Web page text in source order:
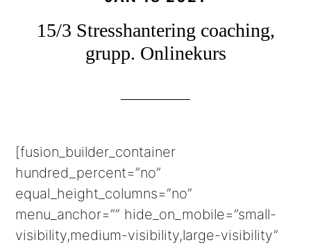
15/3 Stresshantering coaching,
grupp. Onlinekurs
[fusion_builder_container
hundred_percent=”no”
equal_height_columns=”no”
menu_anchor=”” hide_on_mobile=”small-
visibility,medium-visibility,large-visibility”